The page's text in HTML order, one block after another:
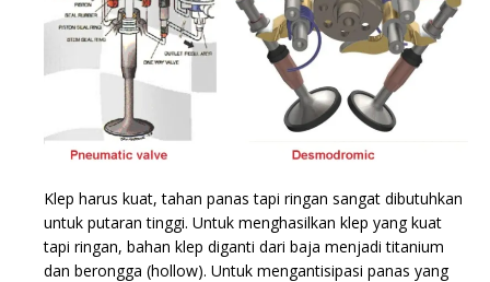
Klep harus kuat, tahan panas tapi ringan sangat dibutuhkan
untuk putaran tinggi. Untuk menghasilkan klep yang kuat
tapi ringan, bahan klep diganti dari baja menjadi titanium
dan berongga (hollow). Untuk mengantisipasi panas yang